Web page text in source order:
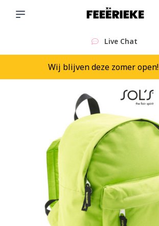
Live Chat
Wij blijven deze zomer open!